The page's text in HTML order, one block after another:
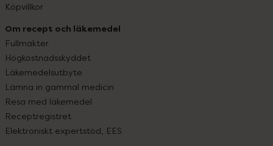
Köpvillkor
Om recept och läkemedel
Fullmakter
Högkostnadsskyddet
Läkemedelsutbyte
Lämna in gammal medicin
Resa med läkemedel
Receptregistret
Elektroniskt expertstöd, EES